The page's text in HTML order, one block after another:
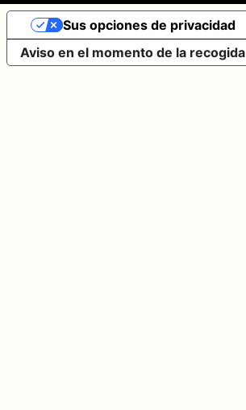
Aviso en el momento de la recogida
Sus opciones de privacidad